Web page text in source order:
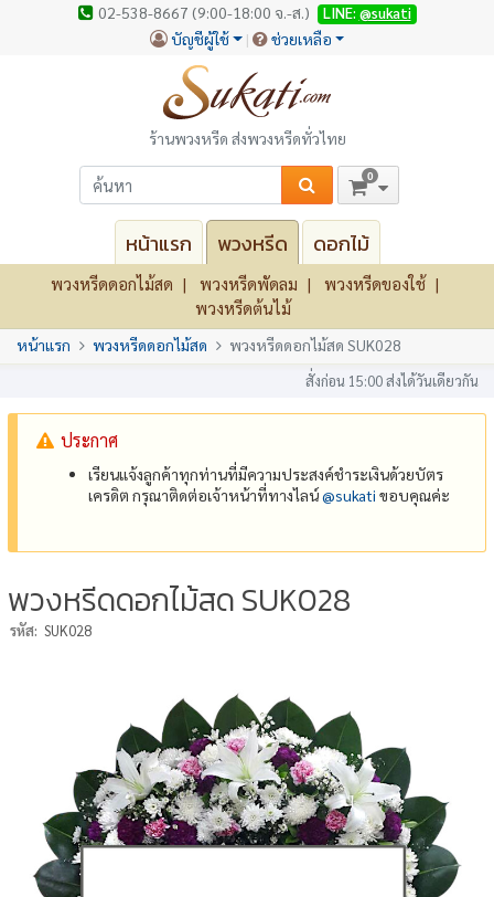
02-538-8667 (9:00-18:00 จ.-ส.) LINE: @sukati
บัญชีผู้ใช้ ช่วยเหลือ
ร้านพวงหรีด ส่งพวงหรีดทั่วไทย
0
หน้าแรก พวงหรีด ดอกไม้
พวงหรีดดอกไม้สด พวงหรีดพัดลม
พวงหรีดของใช้
พวงหรีดต้นไม้
หน้าแรก พวงหรีดดอกไม้สด พวงหรีดดอกไม้สด SUK028
สั่งก่อน 15:00 ส่งได้วันเดียวกัน
ประกาศ
เรียนแจ้งลูกค้าทุกท่านที่มีความประสงค์ชำระเงินด้วยบัตร
เครดิต กรุณาติดต่อเจ้าหน้าที่ทางไลน์@‌sukati ขอบคุณค่ะ
พวงหรีดดอกไม้สด SUK028
รหัส: SUK028